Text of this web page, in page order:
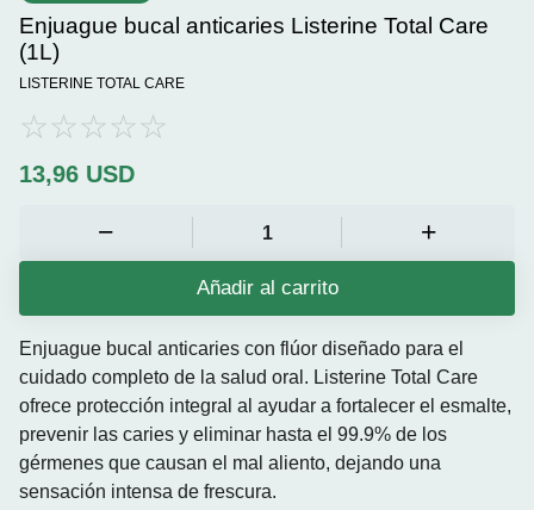
Enjuague bucal anticaries Listerine Total Care
(1L)
LISTERINE TOTAL CARE
13,96 USD
Añadir al carrito
Enjuague bucal anticaries con flúor diseñado para el
cuidado completo de la salud oral. Listerine Total Care
ofrece protección integral al ayudar a fortalecer el esmalte,
prevenir las caries y eliminar hasta el 99.9% de los
gérmenes que causan el mal aliento, dejando una
sensación intensa de frescura.